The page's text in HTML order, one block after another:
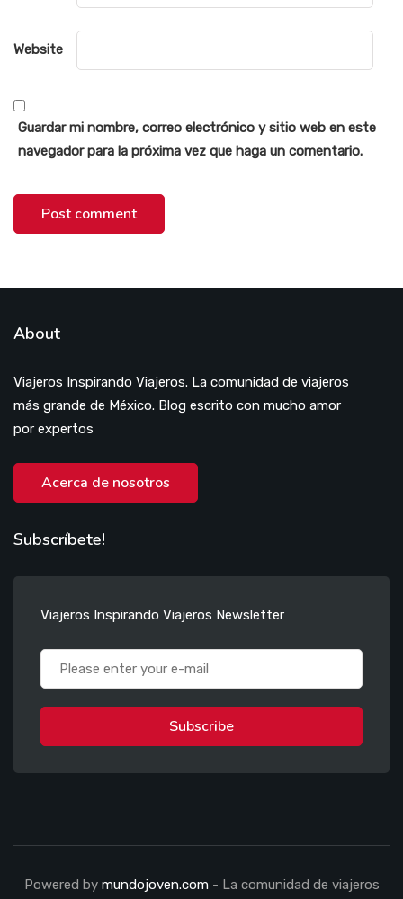
Website
Guardar mi nombre, correo electrónico y sitio web en este
navegador para la próxima vez que haga un comentario.
About
Viajeros Inspirando Viajeros. La comunidad de viajeros
más grande de México. Blog escrito con mucho amor
por expertos
Acerca de nosotros
Subscríbete!
Viajeros Inspirando Viajeros Newsletter
Subscribe
Powered by mundojoven.com- La comunidad de viajeros